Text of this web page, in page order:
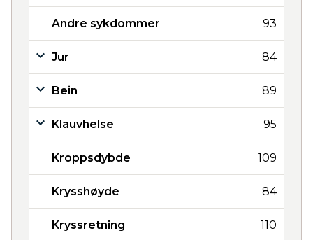
Andre sykdommer 93
Jur 84
Bein 89
Klauvhelse 95
Kroppsdybde 109
Krysshøyde 84
Kryssretning 110